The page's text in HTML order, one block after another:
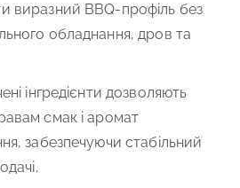
виразний BBQ-профіль без
обладнання, дров та
інгредієнти дозволяють
смак і аромат
забезпечуючи стабільний